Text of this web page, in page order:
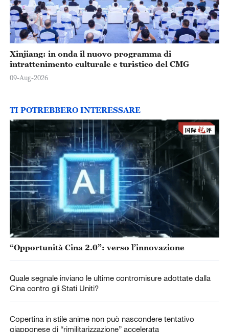
Xinjiang: in onda il nuovo programma di
intrattenimento culturale e turistico del CMG
09-Aug-2026
TI POTREBBERO INTERESSARE
“Opportunità Cina 2.0”: verso l’innovazione
Quale segnale inviano le ultime contromisure adottate dalla
Cina contro gli Stati Uniti?
Copertina in stile anime non può nascondere tentativo
giapponese di “rimilitarizzazione” accelerata